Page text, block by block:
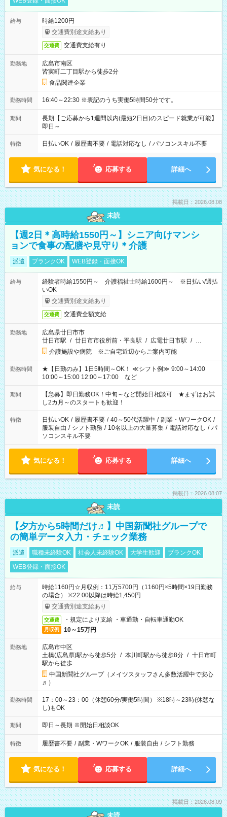
給与
時給1200円
交通費別途支給あり
交通費 交通費支給有り
勤務地
広島市南区
皆実町二丁目駅から徒歩2分
食品関連企業
勤務時間 16:40～22:30 ※表記のうち実働5時間50分です。
期間
長期【ご応募から1週間以内(最短2日目)のスピード就業が可能】
即日～
特徴 日払いOK / 履歴書不要 / 電話対応なし / パソコンスキル不要
気になる！ 応募する 詳細へ
掲載日：2026.08.08
未読
【週2日＊高時給1550円～】シニア向けマンシ
ョンで食事の配膳や見守り＊介護
派遣 ブランクOK WEB登録・面接OK
給与
経験者時給1550円～ 介護福祉士時給1600円～ ※日払い/週払
いOK
交通費別途支給あり
交通費 交通費全額支給
勤務地
広島県廿日市市
廿日市駅 / 廿日市市役所前・平良駅 / 広電廿日市駅 / …
介護施設や病院 ※ご自宅近辺からご案内可能
勤務時間
★【日勤のみ】1日5時間～OK！ ≪シフト例≫ 9:00～14:00
10:00～15:00 12:00～17:00 など
期間
【急募】即日勤務OK！中旬～など開始日相談可 ★まずはお試
し2カ月～のスタートも歓迎！
特徴 日払いOK / 履歴書不要 / 40～50代活躍中 / 副業・WワークOK /
服装自由 / シフト勤務 / 10名以上の大量募集 / 電話対応なし / パ
ソコンスキル不要
気になる！ 応募する 詳細へ
掲載日：2026.08.07
未読
【夕方から5時間だけ♬】中国新聞社グループで
の簡単データ入力・チェック業務
派遣 職種未経験OK 社会人未経験OK 大学生歓迎
ブランクOK
WEB登録・面接OK
給与
時給1160円☆月収例：11万5700円（1160円×5時間×19日勤務
の場合） ※22:00以降は時給1,450円
交通費別途支給あり
交通費 ・規定により支給 ・車通勤・自転車通勤OK
月収例 10～15万円
勤務地
広島市中区
土橋(広島県)駅から徒歩5分 / 本川町駅から徒歩8分 / 十日市町
駅から徒歩
中国新聞社グループ（メイツスタッフさん多数活躍中で安心
♬）
勤務時間
17：00～23：00（休憩60分/実働5時間） ※18時～23時(休憩な
し)もOK
期間 即日～長期 ※開始日相談OK
特徴 履歴書不要 / 副業・WワークOK / 服装自由 / シフト勤務
気になる！ 応募する 詳細へ
掲載日：2026.08.09
未読